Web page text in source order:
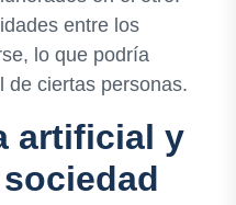
entre los
lo que podría
de ciertas personas.
artificial y